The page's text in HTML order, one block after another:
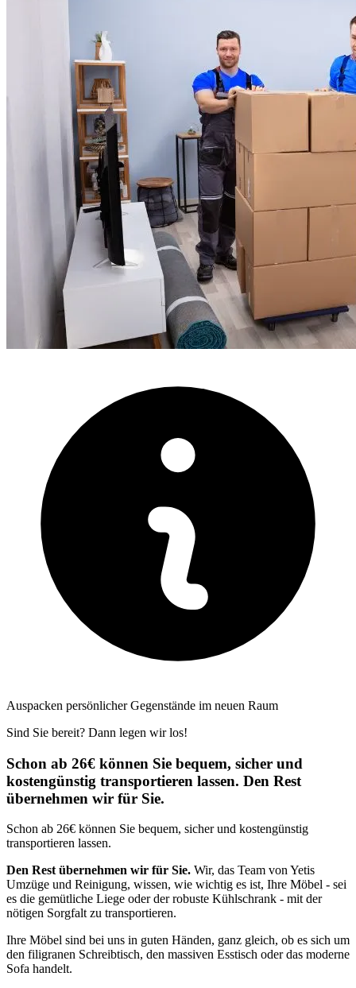
Auspacken persönlicher Gegenstände im neuen Raum
Sind Sie bereit? Dann legen wir los!
Schon ab 26€ können Sie bequem, sicher und
kostengünstig transportieren lassen. Den Rest
übernehmen wir für Sie.
Schon ab 26€ können Sie bequem, sicher und kostengünstig
transportieren lassen.
Den Rest übernehmen wir für Sie. Wir, das Team von Yetis
Umzüge und Reinigung, wissen, wie wichtig es ist, Ihre Möbel - sei
es die gemütliche Liege oder der robuste Kühlschrank - mit der
nötigen Sorgfalt zu transportieren.
Ihre Möbel sind bei uns in guten Händen, ganz gleich, ob es sich um
den filigranen Schreibtisch, den massiven Esstisch oder das moderne
Sofa handelt.